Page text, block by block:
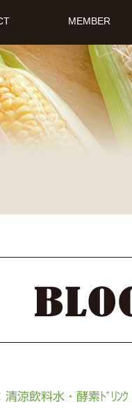
MEMBER
清涼飲料水・酵素ﾄﾞﾘ